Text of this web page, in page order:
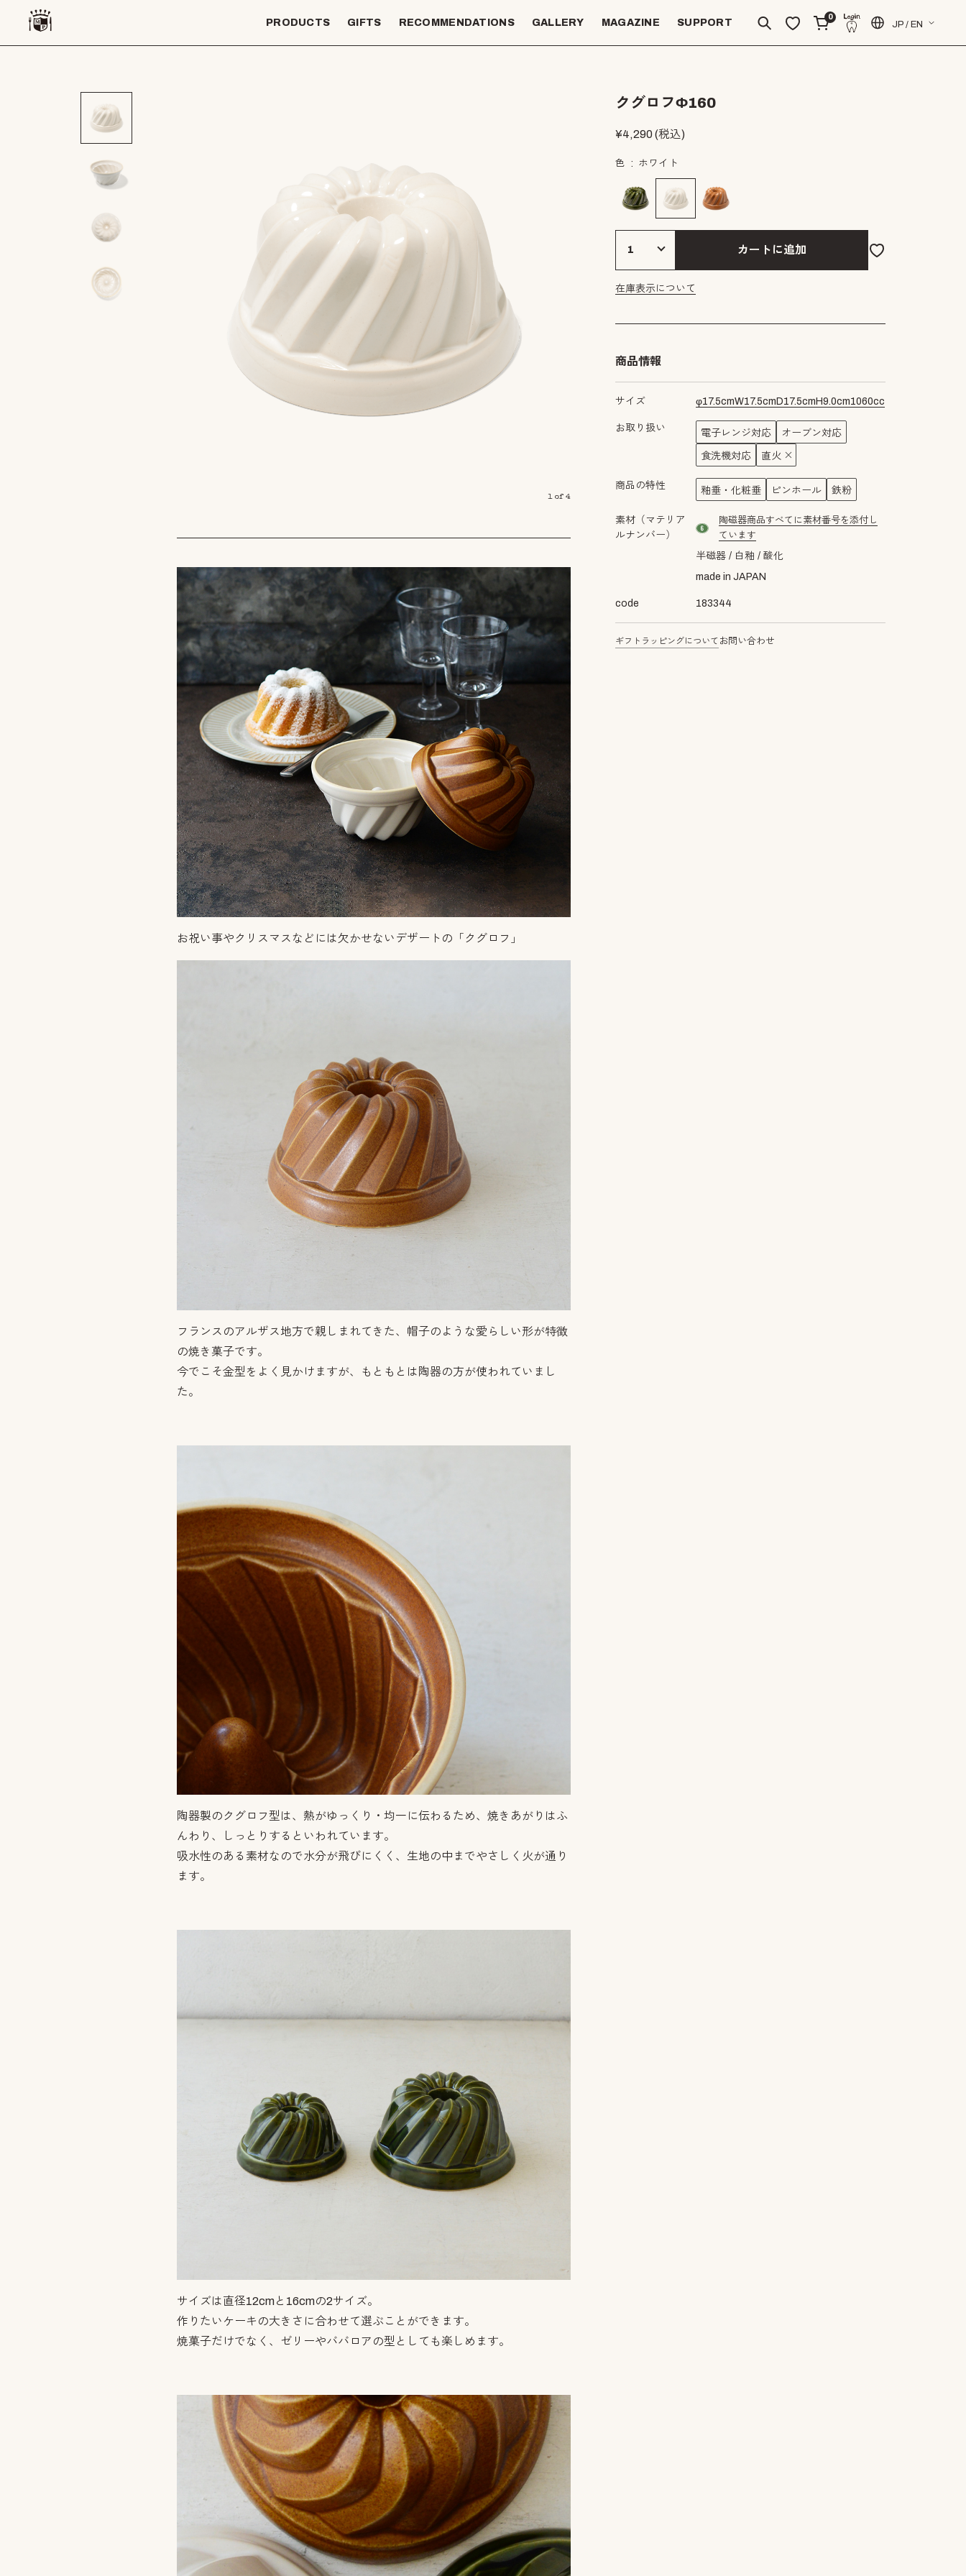
PRODUCTS GIFTS RECOMMENDATIONS GALLERY MAGAZINE SUPPORT
0
JP / EN
1of 4
クグロフΦ160
¥4,290(税込)
色 ホワイト
カートに追加
在庫表示について
商品情報
サイズ φ17.5cmW17.5cm D17.5cm H9.0cm1060cc
お取り扱い 電子レンジ対応 オーブン対応
食洗機対応 直火
商品の特性 釉垂・化粧垂 ピンホール 鉄粉
素材（マテリア
ルナンバー）
material number6
陶磁器商品すべてに素材番号を添付し
ています
半磁器 白釉
酸化
made in JAPAN
code 183344
ギフトラッピングについて お問い合わせ
お祝い事やクリスマスなどには欠かせないデザートの「クグロフ」
フランスのアルザス地方で親しまれてきた、帽子のような愛らしい形が特徴
の焼き菓子です。
今でこそ金型をよく見かけますが、もともとは陶器の方が使われていまし
た。
陶器製のクグロフ型は、熱がゆっくり・均一に伝わるため、焼きあがりはふ
んわり、しっとりするといわれています。
吸水性のある素材なので水分が飛びにくく、生地の中までやさしく火が通り
ます。
サイズは直径12cmと16cmの2サイズ。
作りたいケーキの大きさに合わせて選ぶことができます。
焼菓子だけでなく、ゼリーやババロアの型としても楽しめます。